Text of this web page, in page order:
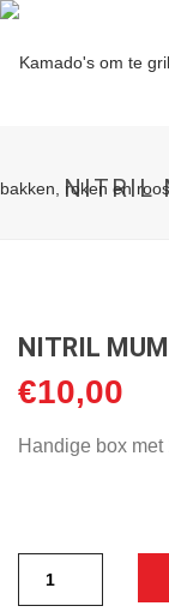
NITRIL
NITRIL
€10,00
Handige box